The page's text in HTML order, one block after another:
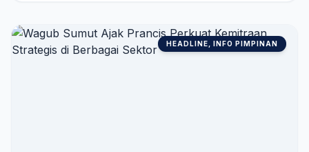
HEADLINE, INFO PIMPINAN